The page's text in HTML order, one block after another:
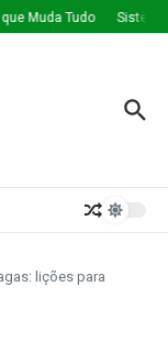
Muda Tudo
lições para